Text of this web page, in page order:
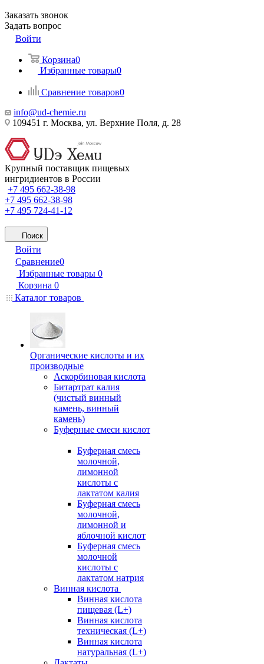
Заказать звонок
Задать вопрос
Войти
Корзина0
Избранные товары0
Сравнение товаров0
info@ud-chemie.ru
109451 г. Москва, ул. Верхние Поля, д. 28
Крупный поставщик пищевых
ингридиентов в России
+7 495 662-38-98
+7 495 662-38-98
+7 495 724-41-12
Поиск
Войти
Сравнение0
Избранные товары 0
Корзина 0
Каталог товаров
Органические кислоты и их
производные
Аскорбиновая кислота
Битартрат калия
(чистый винный
камень, винный
камень)
Буферные смеси кислот
Буферная смесь
молочной,
лимонной
кислоты с
лактатом калия
Буферная смесь
молочной,
лимонной и
яблочной кислот
Буферная смесь
молочной
кислоты с
лактатом натрия
Винная кислота
Винная кислота
пищевая (L+)
Винная кислота
техническая (L+)
Винная кислота
натуральная (L+)